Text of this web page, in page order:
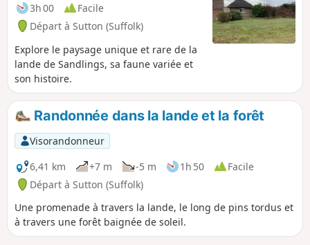
tranquille avec son église St Edmund,
typique de l'East Anglia.
3h 00
Facile
Départ à Sutton (Suffolk)
Explore le paysage unique et rare de la
lande de Sandlings, sa faune variée et
son histoire.
Randonnée dans la lande et la forêt
Visorandonneur
6,41 km
+7 m -5 m 1h 50
Facile
Départ à Sutton (Suffolk)
Une promenade à travers la lande, le long de pins tordus et
à travers une forêt baignée de soleil.